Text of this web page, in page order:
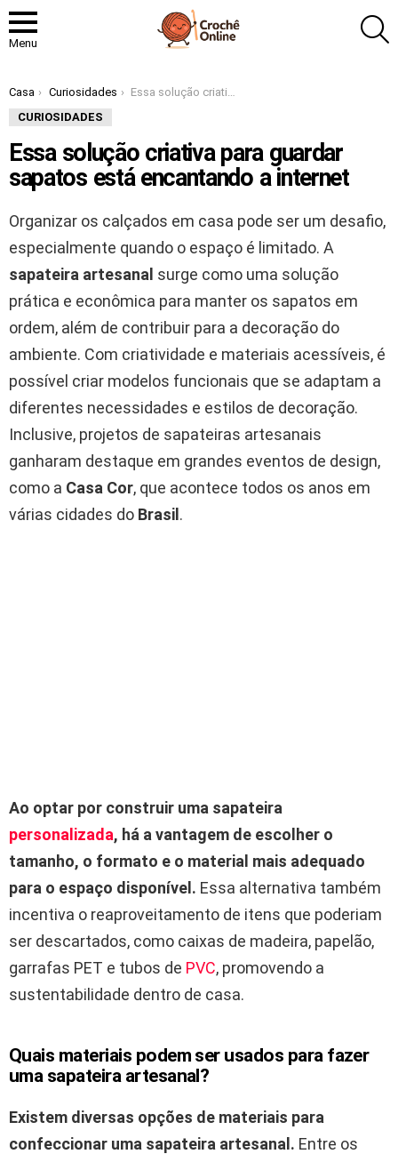
Menu
Você está aqui:
Casa Curiosidades
Essa solução criativa para guardar sapatos está encantando a internet
CURIOSIDADES
Essa solução criativa para guardar
sapatos está encantando a internet
Organizar os calçados em casa pode ser um desafio,
especialmente quando o espaço é limitado. A
sapateira artesanal surge como uma solução
prática e econômica para manter os sapatos em
ordem, além de contribuir para a decoração do
ambiente. Com criatividade e materiais acessíveis, é
possível criar modelos funcionais que se adaptam a
diferentes necessidades e estilos de decoração.
Inclusive, projetos de sapateiras artesanais
ganharam destaque em grandes eventos de design,
como a Casa Cor, que acontece todos os anos em
várias cidades do Brasil .
Ao optar por construir uma sapateira
personalizada, há a vantagem de escolher o
tamanho, o formato e o material mais adequado
para o espaço disponível. Essa alternativa também
incentiva o reaproveitamento de itens que poderiam
ser descartados, como caixas de madeira, papelão,
garrafas PET e tubos de PVC, promovendo a
sustentabilidade dentro de casa.
Quais materiais podem ser usados para fazer
uma sapateira artesanal?
Existem diversas opções de materiais para
confeccionar uma sapateira artesanal. Entre os